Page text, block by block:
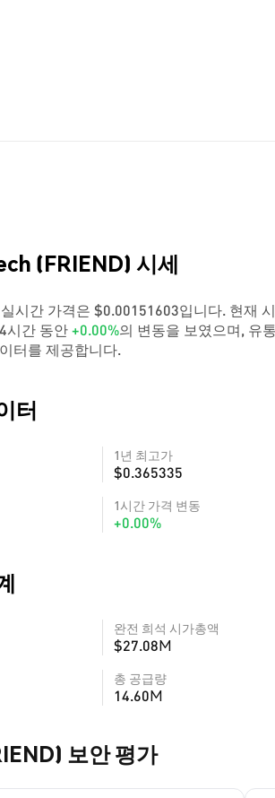
(FRIEND) 시세
시간 가격은 $0.00151603입니다. 현재
시간 동안+0.00%의 변동을 보였으며, 유
터를 제공합니다.
터
1년 최고가
$0.365335
1시간 가격 변동
+0.00%
완전 희석 시가총액
$27.08M
총 공급량
14.60M
보안 평가